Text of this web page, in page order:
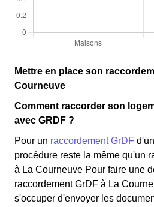
Mettre en place son
Courneuve
Comment raccorder son
avec GRDF ?
Pour un raccordement GrDF
procédure reste la même qu'un
à La Courneuve Pour faire une
raccordement GrDF à La
s'occuper d'envoyer les